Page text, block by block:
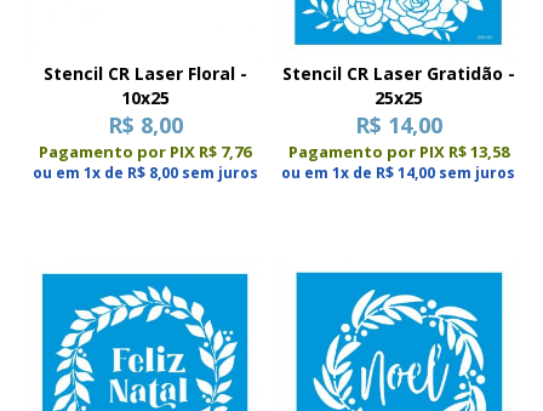
Stencil CR Laser Floral -
10x25
R$ 8,00
Pagamento por PIX R$ 7,76
ou em 1x de R$ 8,00 sem juros
Stencil CR Laser Gratidão -
25x25
R$ 14,00
Pagamento por PIX R$ 13,58
ou em 1x de R$ 14,00 sem juros